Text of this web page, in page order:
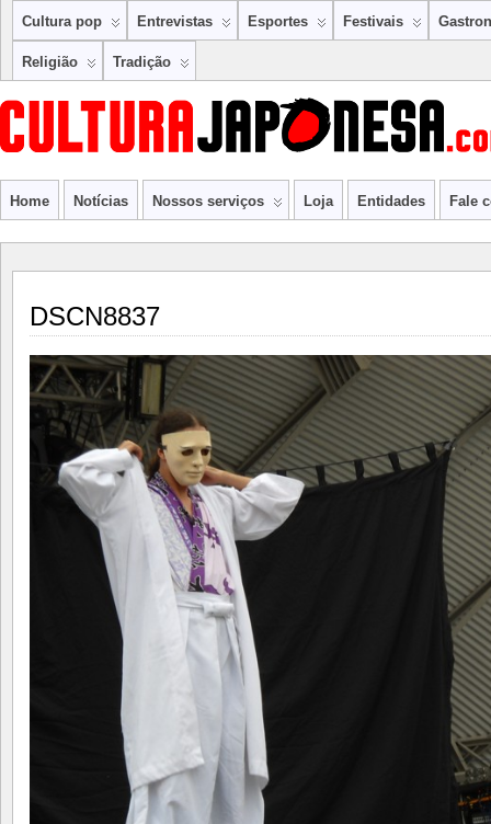
Cultura pop Entrevistas Esportes Festivais
Religião Tradição
Home Notícias Nossos serviços Loja Entidades Fale
DSCN8837